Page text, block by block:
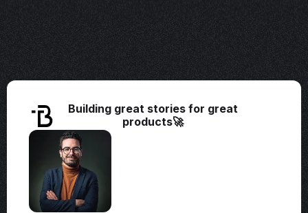
Building great stories for great
products🚀